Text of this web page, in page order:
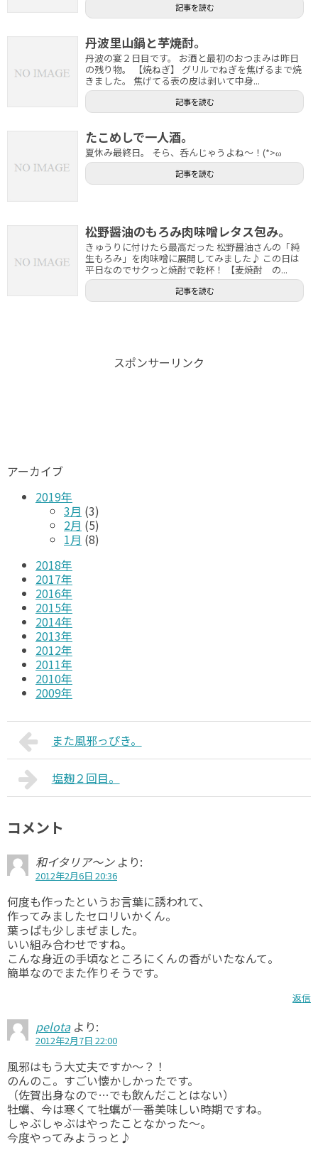
記事を読む
丹波里山鍋と芋焼酎。
丹波の宴２日目です。 お酒と最初のおつまみは昨日
の残り物。 【焼ねぎ】 グリルでねぎを焦げるまで焼
きました。 焦げてる表の皮は剥いて中身...
記事を読む
たこめしで一人酒。
夏休み最終日。 そら、呑んじゃうよね～！(*>ω
記事を読む
松野醤油のもろみ肉味噌レタス包み。
きゅうりに付けたら最高だった 松野醤油さんの「純
生もろみ」を肉味噌に展開してみました♪ この日は
平日なのでサクっと焼酎で乾杯！ 【麦焼酎 の...
記事を読む
スポンサーリンク
アーカイブ
2019年
3月 (3)
2月 (5)
1月 (8)
2018年
2017年
2016年
2015年
2014年
2013年
2012年
2011年
2010年
2009年
また風邪っぴき。
塩麹２回目。
コメント
和イタリア～ン より:
2012年2月6日 20:36
何度も作ったというお言葉に誘われて、
作ってみましたセロリいかくん。
葉っぱも少しまぜました。
いい組み合わせですね。
こんな身近の手頃なところにくんの香がいたなんて。
簡単なのでまた作りそうです。
返信
pelota より:
2012年2月7日 22:00
風邪はもう大丈夫ですか～？！
のんのこ。すごい懐かしかったです。
（佐賀出身なので…でも飲んだことはない）
牡蠣、今は寒くて牡蠣が一番美味しい時期ですね。
しゃぶしゃぶはやったことなかった～。
今度やってみようっと♪